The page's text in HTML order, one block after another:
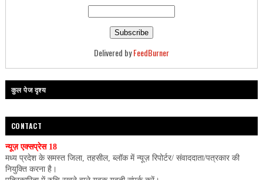
Delivered byFeedBurner
कुल पेज दृश्य
CONTACT
न्यूज़ एक्सप्रेस 18
मध्य प्रदेश के समस्त जिला, तहसील, ब्लॉक में न्यूज़ रिपोर्टर/ संवाददाता/पत्रकार की
नियुक्ति करना है।